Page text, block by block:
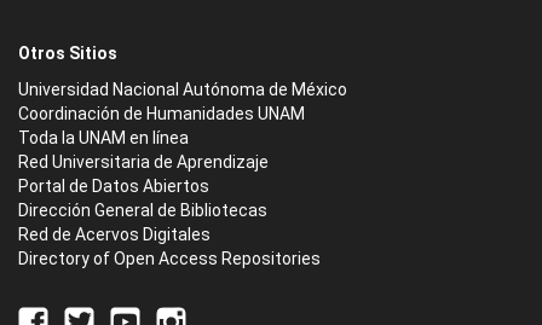
Otros Sitios
Universidad Nacional Autónoma de México
Coordinación de Humanidades UNAM
Toda la UNAM en línea
Red Universitaria de Aprendizaje
Portal de Datos Abiertos
Dirección General de Bibliotecas
Red de Acervos Digitales
Directory of Open Access Repositories